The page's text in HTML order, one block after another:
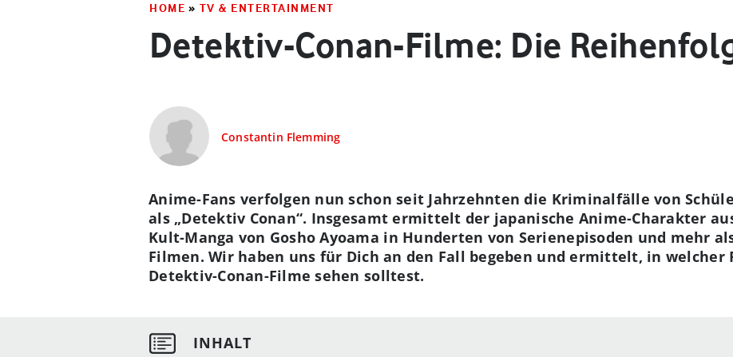
HOME » TV & ENTERTAINMENT
Detektiv-Conan-Filme: Die
Constantin Flemming
Anime-Fans verfolgen nun schon seit Jahrzehnten die Kriminalfälle von
als „Detektiv Conan“. Insgesamt ermittelt der japanische Anime-Charakter
Kult-Manga von Gosho Ayoama in Hunderten von Serienepisoden und mehr
Filmen. Wir haben uns für Dich an den Fall begeben und ermittelt, in welcher
Detektiv-Conan-Filme sehen solltest.